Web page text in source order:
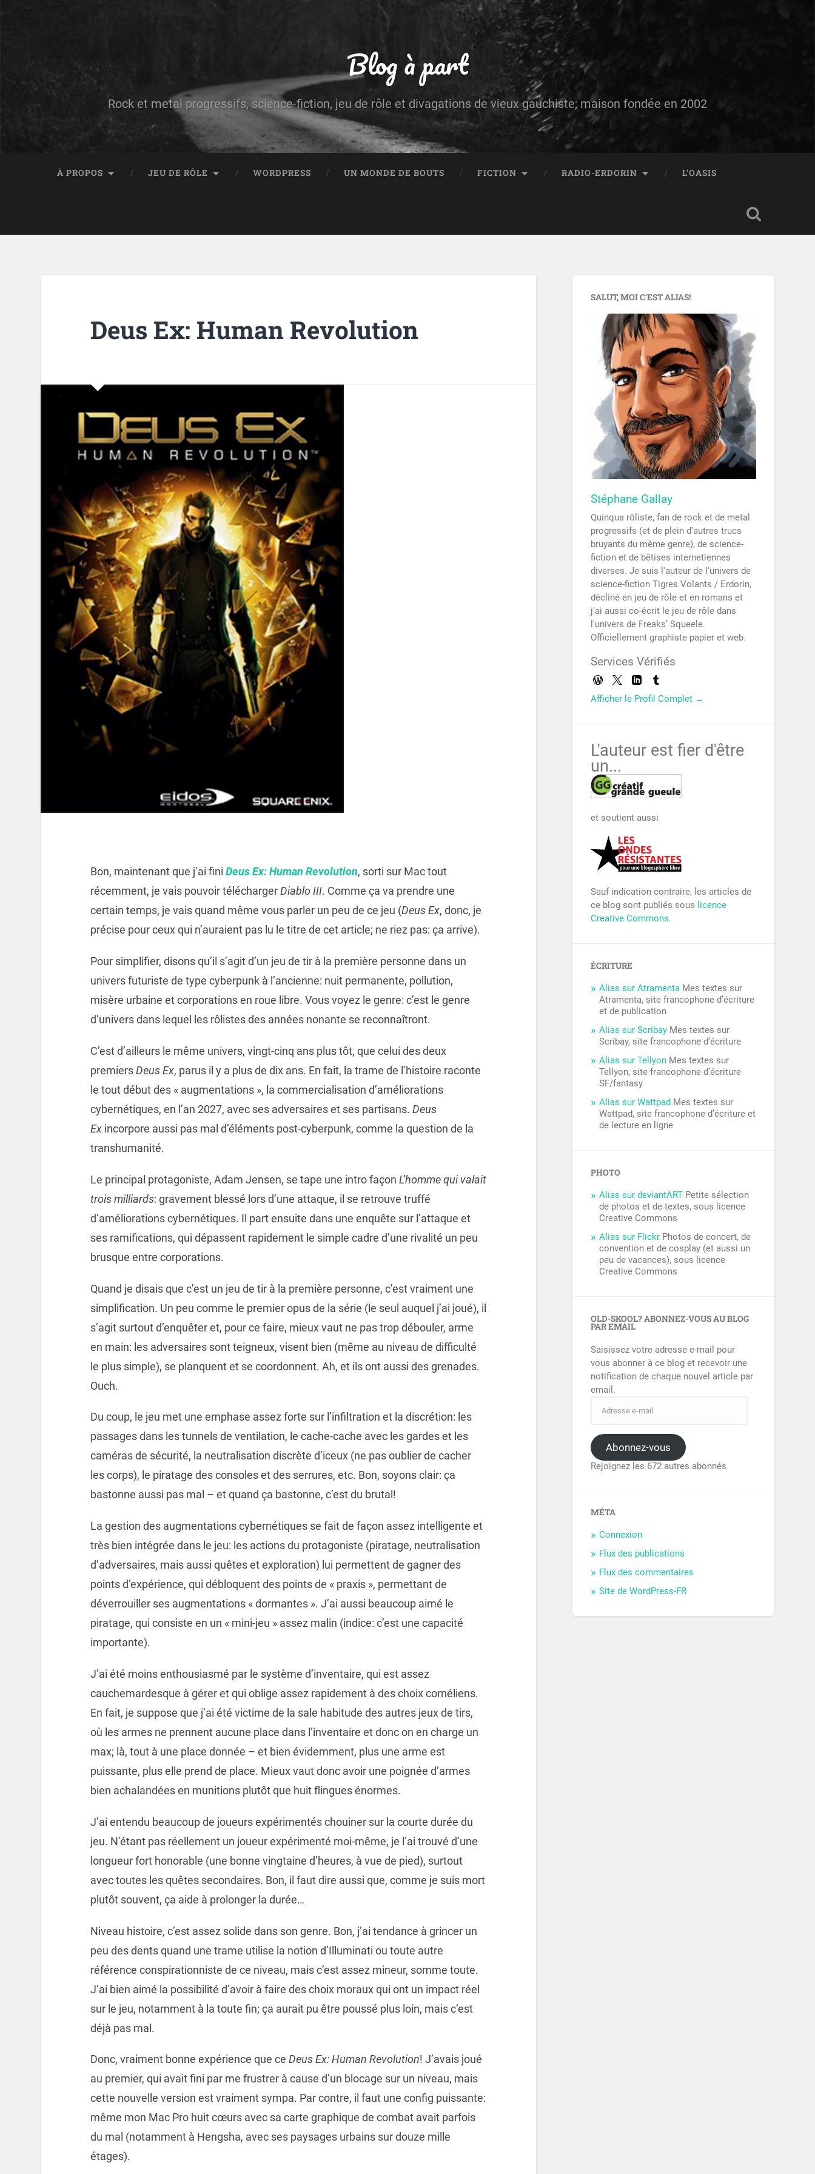
Blog à part
Rock et metal progressifs, science-fiction, jeu de rôle et divagations de vieux gauchiste; maison fondée en 2002
À PROPOS JEU DE RÔLE WORDPRESS UN MONDE DE BOUTS FICTION RADIO-ERDORIN L’OASIS
Deus Ex: Human Revolution
Bon, maintenant que j’ai fini Deus Ex: Human Revolution, sorti sur Mac tout
récemment, je vais pouvoir téléchargerDiablo III. Comme ça va prendre une
certain temps, je vais quand même vous parler un peu de ce jeu (Deus Ex, donc, je
précise pour ceux qui n’auraient pas lu le titre de cet article; ne riez pas: ça arrive).
Pour simplifier, disons qu’il s’agit d’un jeu de tir à la première personne dans un
univers futuriste de type cyberpunk à l’ancienne: nuit permanente, pollution,
misère urbaine et corporations en roue libre. Vous voyez le genre: c’est le genre
d’univers dans lequel les rôlistes des années nonante se reconnaîtront.
C’est d’ailleurs le même univers, vingt-cinq ans plus tôt, que celui des deux
premiersDeus Ex, parus il y a plus de dix ans. En fait, la trame de l’histoire raconte
le tout début des « augmentations », la commercialisation d’améliorations
cybernétiques, en l’an 2027, avec ses adversaires et ses partisans. Deus
Exincorpore aussi pas mal d’éléments post-cyberpunk, comme la question de la
transhumanité.
Le principal protagoniste, Adam Jensen, se tape une intro façon L’homme qui valait
trois milliards: gravement blessé lors d’une attaque, il se retrouve truffé
d’améliorations cybernétiques. Il part ensuite dans une enquête sur l’attaque et
ses ramifications, qui dépassent rapidement le simple cadre d’une rivalité un peu
brusque entre corporations.
Quand je disais que c’est un jeu de tir à la première personne, c’est vraiment une
simplification. Un peu comme le premier opus de la série (le seul auquel j’ai joué), il
s’agit surtout d’enquêter et, pour ce faire, mieux vaut ne pas trop débouler, arme
en main: les adversaires sont teigneux, visent bien (même au niveau de difficulté
le plus simple), se planquent et se coordonnent. Ah, et ils ont aussi des grenades.
Ouch.
Du coup, le jeu met une emphase assez forte sur l’infiltration et la discrétion: les
passages dans les tunnels de ventilation, le cache-cache avec les gardes et les
caméras de sécurité, la neutralisation discrète d’iceux (ne pas oublier de cacher
les corps), le piratage des consoles et des serrures, etc. Bon, soyons clair: ça
bastonne aussi pas mal – et quand ça bastonne, c’est du brutal!
La gestion des augmentations cybernétiques se fait de façon assez intelligente et
très bien intégrée dans le jeu: les actions du protagoniste (piratage, neutralisation
d’adversaires, mais aussi quêtes et exploration) lui permettent de gagner des
points d’expérience, qui débloquent des points de « praxis », permettant de
déverrouiller ses augmentations « dormantes ». J’ai aussi beaucoup aimé le
piratage, qui consiste en un « mini-jeu » assez malin (indice: c’est une capacité
importante).
J’ai été moins enthousiasmé par le système d’inventaire, qui est assez
cauchemardesque à gérer et qui oblige assez rapidement à des choix cornéliens.
En fait, je suppose que j’ai été victime de la sale habitude des autres jeux de tirs,
où les armes ne prennent aucune place dans l’inventaire et donc on en charge un
max; là, tout à une place donnée – et bien évidemment, plus une arme est
puissante, plus elle prend de place. Mieux vaut donc avoir une poignée d’armes
bien achalandées en munitions plutôt que huit flingues énormes.
J’ai entendu beaucoup de joueurs expérimentés chouiner sur la courte durée du
jeu. N’étant pas réellement un joueur expérimenté moi-même, je l’ai trouvé d’une
longueur fort honorable (une bonne vingtaine d’heures, à vue de pied), surtout
avec toutes les quêtes secondaires. Bon, il faut dire aussi que, comme je suis mort
plutôt souvent, ça aide à prolonger la durée…
Niveau histoire, c’est assez solide dans son genre. Bon, j’ai tendance à grincer un
peu des dents quand une trame utilise la notion d’Illuminati ou toute autre
référence conspirationniste de ce niveau, mais c’est assez mineur, somme toute.
J’ai bien aimé la possibilité d’avoir à faire des choix moraux qui ont un impact réel
sur le jeu, notamment à la toute fin; ça aurait pu être poussé plus loin, mais c’est
déjà pas mal.
Donc, vraiment bonne expérience que ce Deus Ex: Human Revolution! J’avais joué
au premier, qui avait fini par me frustrer à cause d’un blocage sur un niveau, mais
cette nouvelle version est vraiment sympa. Par contre, il faut une config puissante:
même mon Mac Pro huit cœurs avec sa carte graphique de combat avait parfois
du mal (notamment à Hengsha, avec ses paysages urbains sur douze mille
étages).
SALUT, MOI C’EST ALIAS!
Stéphane Gallay
Quinqua rôliste, fan de rock et de metal
progressifs (et de plein d'autres trucs
bruyants du même genre), de science-
fiction et de bêtises internetiennes
diverses. Je suis l'auteur de l'univers de
science-fiction Tigres Volants / Erdorin,
décliné en jeu de rôle et en romans et
j'ai aussi co-écrit le jeu de rôle dans
l'univers de Freaks’ Squeele.
Officiellement graphiste papier et web.
Services Vérifiés
Afficher le Profil Complet →
L'auteur est fier d'être
un...
et soutient aussi
Sauf indication contraire, les articles de
ce blog sont publiés sous licence
Creative Commons.
ÉCRITURE
Alias sur Atramenta Mes textes sur
Atramenta, site francophone d’écriture
et de publication
Alias sur Scribay Mes textes sur
Scribay, site francophone d’écriture
Alias sur Tellyon Mes textes sur
Tellyon, site francophone d’écriture
SF/fantasy
Alias sur Wattpad Mes textes sur
Wattpad, site francophone d’écriture et
de lecture en ligne
PHOTO
Alias sur deviantART Petite sélection
de photos et de textes, sous licence
Creative Commons
Alias sur Flickr Photos de concert, de
convention et de cosplay (et aussi un
peu de vacances), sous licence
Creative Commons
OLD-SKOOL? ABONNEZ-VOUS AU BLOG
PAR EMAIL
Saisissez votre adresse e-mail pour
vous abonner à ce blog et recevoir une
notification de chaque nouvel article par
email.
Abonnez-vous
Rejoignez les 672 autres abonnés
MÉTA
Connexion
Flux des publications
Flux des commentaires
Site de WordPress-FR